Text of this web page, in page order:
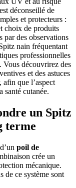
déconseillé de
et protecteurs :
choix de produits
par des observations
nain fréquentant
professionnelles
découvrirez des
et des astuces
que l’aspect
santé cutanée.
un Spitz
terme
poil de
crée un
mécanique.
de ce système sont